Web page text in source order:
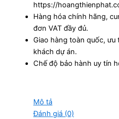
https://
Hàng hóa chính hãng,
đơn VAT đầy đủ.
Giao hàng toàn quốc, ưu
khách dự án.
Chế độ bảo hành uy tín
Mô tả
Đánh giá (0)